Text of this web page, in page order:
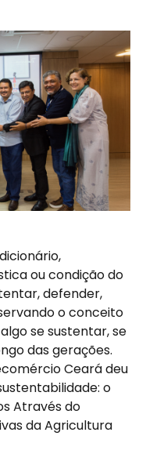
ou condição do
defender,
o conceito
se sustentar, se
das gerações.
Ceará deu
o
Através do
da Agricultura